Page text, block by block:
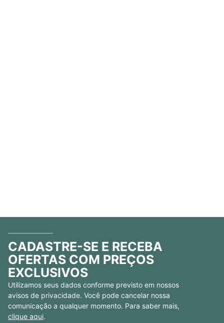
CADASTRE-SE E RECEBA
OFERTAS COM PREÇOS
EXCLUSIVOS
Utilizamos seus dados conforme previsto em nossos
avisos de privacidade. Você pode cancelar nossa
comunicação a qualquer momento. Para saber mais,
clique aqui.